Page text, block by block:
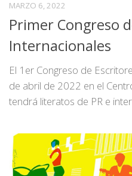
MARZO 6, 2022
Primer Congreso
Internacionales
El 1er Congreso de
de abril de 2022 en el
tendrá literatos de PR e